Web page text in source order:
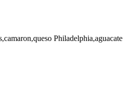
Philadelphia,aguacate